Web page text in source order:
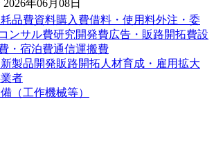
年06月08日
品費資料購入費借料・使用料外注・委
ンサル費研究開発費広告・販路開拓費設
・宿泊費通信運搬費
製品開発販路開拓人材育成・雇用拡大
者
（工作機械等）